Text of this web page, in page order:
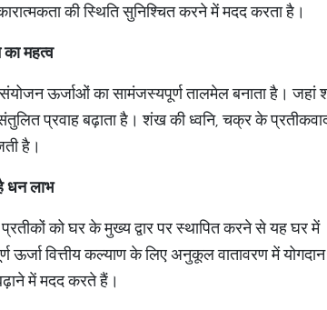
की स्थिति सुनिश्चित करने में मदद करता है।
महत्व
ऊर्जाओं का सामंजस्यपूर्ण तालमेल बनाता है। जहां
प्रवाह बढ़ाता है। शंख की ध्वनि, चक्र के
है।
धन लाभ
को घर के मुख्य द्वार पर स्थापित करने से यह घर
ऊर्जा वित्तीय कल्याण के लिए अनुकूल वातावरण में
में मदद करते हैं।